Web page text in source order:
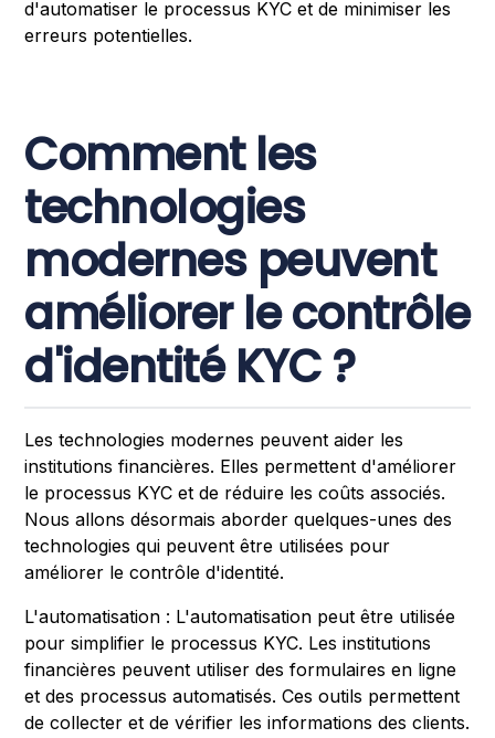
d'automatiser le processus KYC et de minimiser les
erreurs potentielles.
Comment les
technologies
modernes peuvent
améliorer le contrôle
d'identité KYC ?
Les technologies modernes peuvent aider les
institutions financières. Elles permettent d'améliorer
le processus KYC et de réduire les coûts associés.
Nous allons désormais aborder quelques-unes des
technologies qui peuvent être utilisées pour
améliorer le contrôle d'identité.
L'automatisation : L'automatisation peut être utilisée
pour simplifier le processus KYC. Les institutions
financières peuvent utiliser des formulaires en ligne
et des processus automatisés. Ces outils permettent
de collecter et de vérifier les informations des clients.